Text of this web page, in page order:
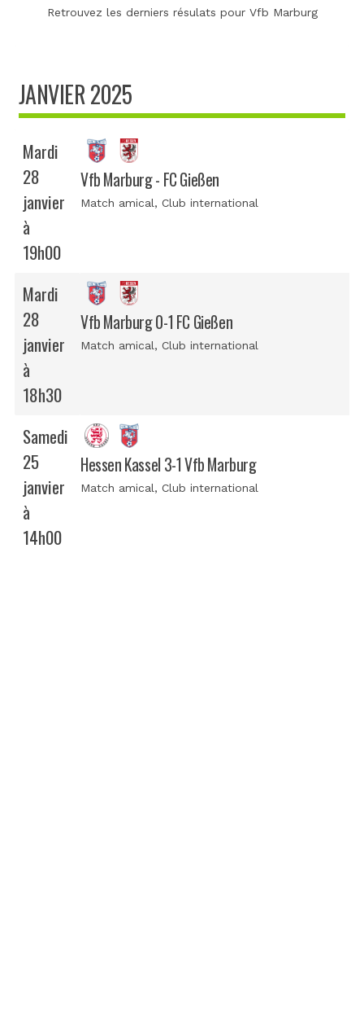
Retrouvez les derniers résulats pour Vfb Marburg
JANVIER 2025
Mardi
28
janvier
à
19h00
Vfb Marburg - FC Gießen
Match amical, Club international
Mardi
28
janvier
à
18h30
Vfb Marburg 0-1 FC Gießen
Match amical, Club international
Samedi
25
janvier
à
14h00
Hessen Kassel 3-1 Vfb Marburg
Match amical, Club international